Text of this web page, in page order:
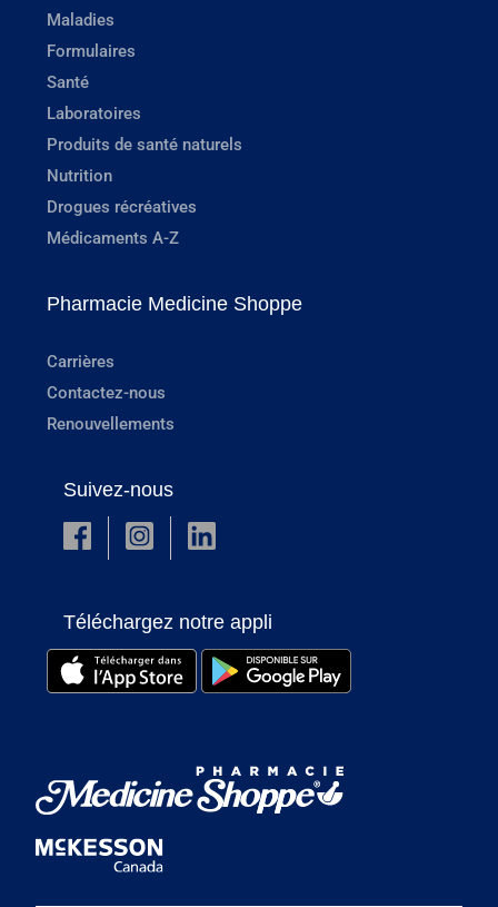
Maladies
Formulaires
Santé
Laboratoires
Produits de santé naturels
Nutrition
Drogues récréatives
Médicaments A-Z
Pharmacie Medicine Shoppe
Carrières
Contactez-nous
Renouvellements
Suivez-nous
Téléchargez notre appli